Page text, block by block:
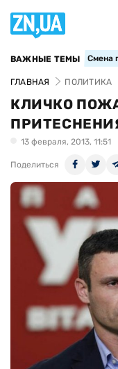
ВАЖНЫЕ ТЕМЫ Смена
ГЛАВНАЯ ПОЛИТИКА
КЛИЧКО
13 февраля, 2013, 11:51
Поделиться